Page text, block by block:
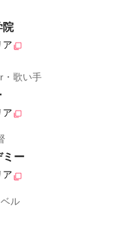
院
ア
・歌い手
ア
ミー
ア
ル